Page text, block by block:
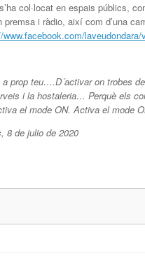
col·locat en espais públics,
i ràdio, així com d’una
a prop teu….D´activar on trobes
i la hostaleria… Perquè els
el mode ON. Activa el mode
8 de julio de 2020